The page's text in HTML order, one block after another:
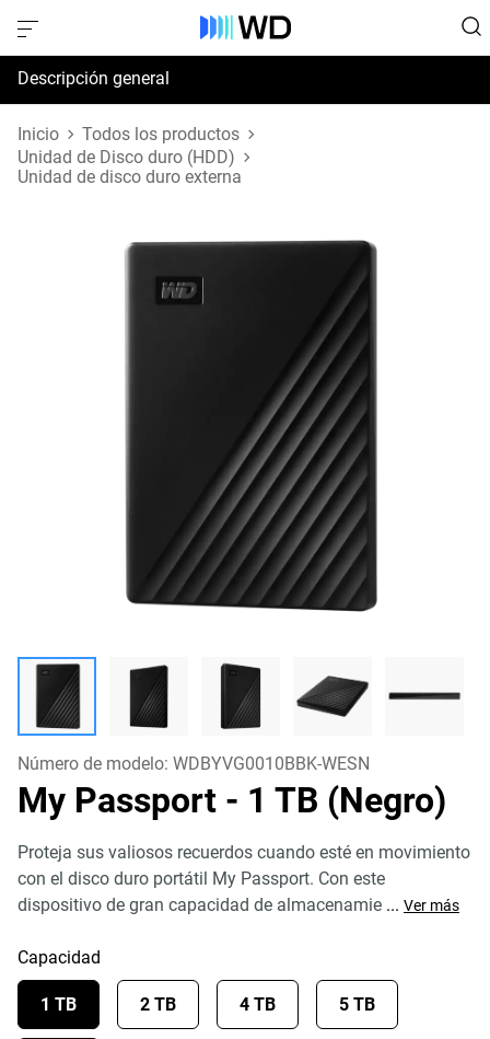
Descripción general
Especificaciones
Soporte y recursos
Inicio
Todos los productos
Unidad de Disco duro (HDD)
Unidad de disco duro externa
Número de modelo: WDBYVG0010BBK-WESN
My Passport - 1 TB (Negro)
Proteja sus valiosos recuerdos cuando esté en movimiento
con el disco duro portátil My Passport. Con este
dispositivo de gran capacidad de almacenamie ... Ver más
Capacidad
1 TB 2 TB 4 TB 5 TB